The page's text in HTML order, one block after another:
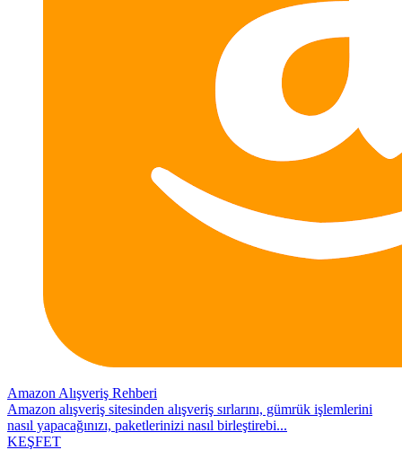
Amazon Alışveriş Rehberi
Amazon alışveriş sitesinden alışveriş sırlarını, gümrük işlemlerini
nasıl yapacağınızı, paketlerinizi nasıl birleştirebi...
KEŞFET